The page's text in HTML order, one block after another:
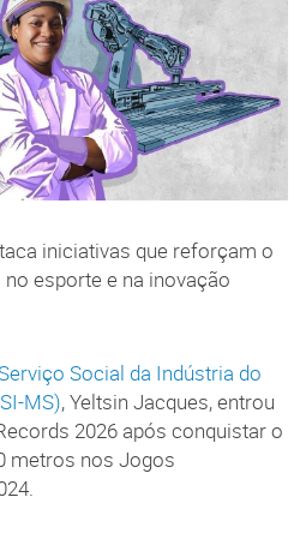
iniciativas que reforçam o
esporte e na inovação
Social da Indústria do
MS), Yeltsin Jacques, entrou
2026 após conquistar o
metros nos Jogos